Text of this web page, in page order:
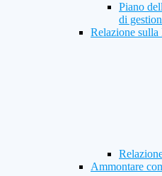
Piano
di
Relazione sulla
Ammontare